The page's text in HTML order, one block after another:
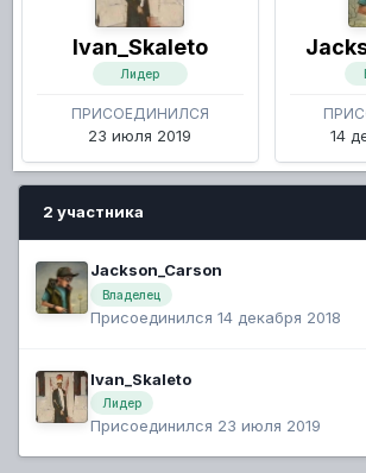
Ivan_Skaleto
Лидер
ПРИСОЕДИНИЛСЯ
23 июля 2019 14
2 участника
Jackson_Carson
Владелец
Присоединился 14 декабря 2018
Ivan_Skaleto
Лидер
Присоединился 23 июля 2019